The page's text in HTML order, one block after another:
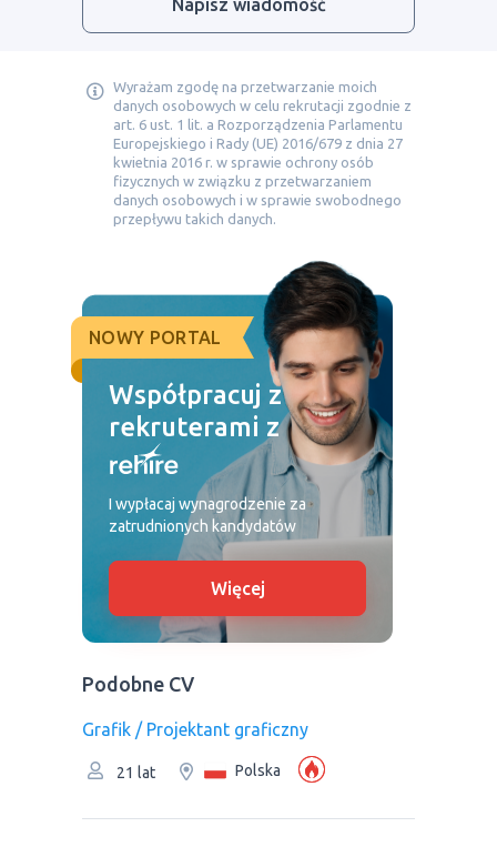
Napisz wiadomość
Wyrażam zgodę na przetwarzanie moich
danych osobowych w celu rekrutacji zgodnie z
art. 6 ust. 1 lit. a Rozporządzenia Parlamentu
Europejskiego i Rady (UE) 2016/679 z dnia 27
kwietnia 2016 r. w sprawie ochrony osób
fizycznych w związku z przetwarzaniem
danych osobowych i w sprawie swobodnego
przepływu takich danych.
NOWY PORTAL
Współpracuj z
rekruterami z
I wypłacaj wynagrodzenie za
zatrudnionych kandydatów
Więcej
Podobne CV
Grafik / Projektant graficzny
21 lat Polska